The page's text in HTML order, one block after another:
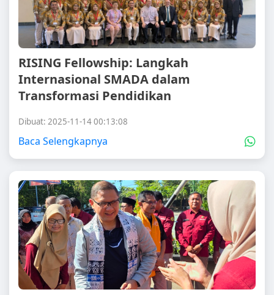
RISING Fellowship: Langkah
Internasional SMADA dalam
Transformasi Pendidikan
Dibuat: 2025-11-14 00:13:08
Baca Selengkapnya